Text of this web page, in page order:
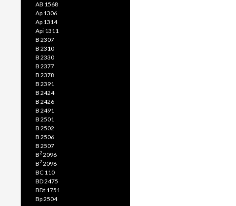
AB 1568
Ap 1306
Ap 1314
Api 1311
B 2307
B 2310
B 2330
B 2377
B 2378
B 2391
B 2424
B 2426
B 2491
B 2501
B 2502
B 2506
B 2507
B22096
B22098
BC 110
BD 2475
BDt 1751
Bp 2504